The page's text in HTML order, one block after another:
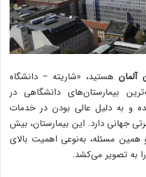
آلمان هستید، «شاریته – دانشگاه
بیمارستان‌های دانشگاهی در
و به دلیل عالی بودن در خدمات
جهانی دارد. این بیمارستان، بیش
مسئله، به‌نوعی اهمیت بالای
به تصویر می‌کشد.